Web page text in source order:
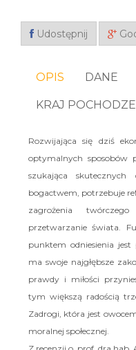
Udostępnij
OPIS DANE
KRAJ
Rozwijająca się dziś
optymalnych sposobów
szukająca
bogactwem, potrzebuje
zagrożenia
przetwarzanie świata.
punktem odniesienia
ma swoje najgłębsze
prawdy i miłości
tym większą radością
Zadrogi, która jest
moralnej społecznej.